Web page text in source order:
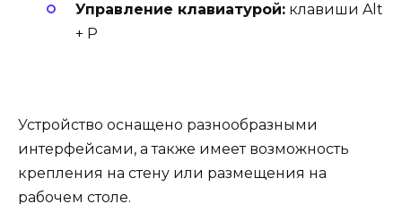
Управление клавиатурой: клавиши Alt
+ P
Устройство оснащено разнообразными
интерфейсами, а также имеет возможность
крепления на стену или размещения на
рабочем столе.